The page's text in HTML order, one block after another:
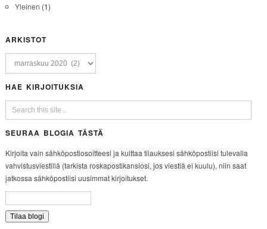
Yleinen (1)
ARKISTOT
HAE KIRJOITUKSIA
SEURAA BLOGIA TÄSTÄ
Kirjoita vain sähköpostiosoitteesi ja kuittaa tilauksesi sähköpostiisi tulevalla
vahvistusviestillä (tarkista roskapostikansiosi, jos viestiä ei kuulu), niin saat
jatkossa sähköpostiisi uusimmat kirjoitukset.